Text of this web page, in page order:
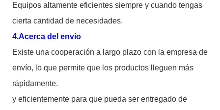
Equipos altamente eficientes siempre y cuando tengas
cierta cantidad de necesidades.
4.Acerca del envío
Existe una cooperación a largo plazo con la empresa de
envío, lo que permite que los productos lleguen más
rápidamente.
y eficientemente para que pueda ser entregado de